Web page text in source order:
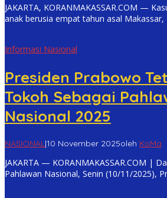
JAKARTA, KORANMAKASSAR.COM —
anak berusia empat tahun asal Makassar,
Informasi Nasional
Presiden Prabowo
Tokoh Sebagai
Nasional 2025
NASIONAL|10 November 2025oleh KoMa
JAKARTA — KORANMAKASSAR.COM |
Pahlawan Nasional, Senin (10/11/2025),